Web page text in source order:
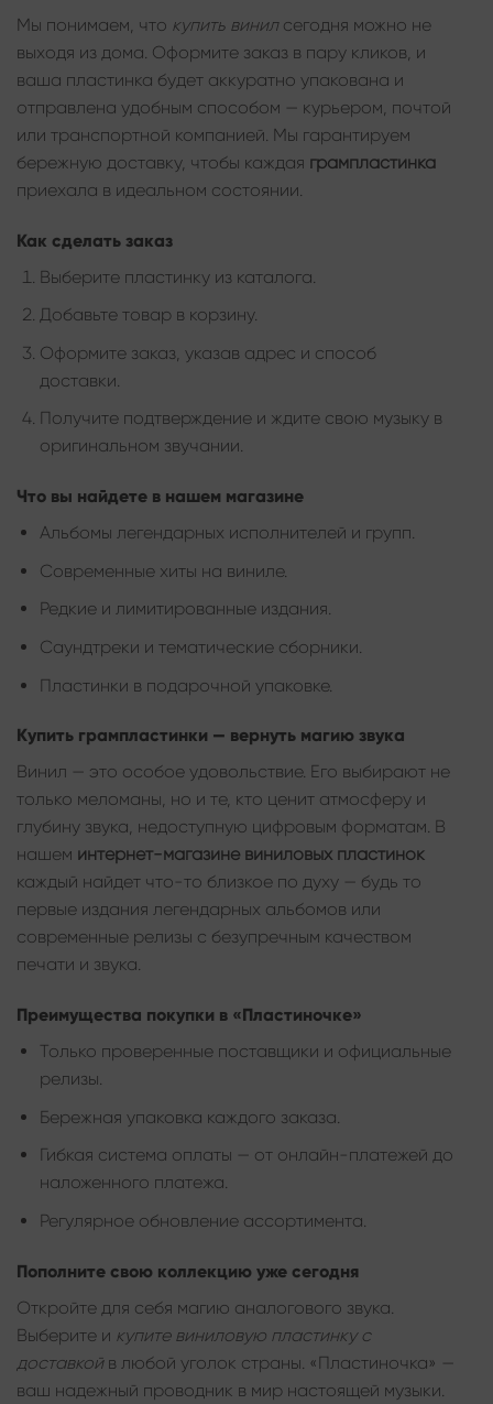
Мы понимаем, что купить винилсегодня можно не
выходя из дома. Оформите заказ в пару кликов, и
ваша пластинка будет аккуратно упакована и
отправлена удобным способом — курьером, почтой
или транспортной компанией. Мы гарантируем
бережную доставку, чтобы каждая грампластинка
приехала в идеальном состоянии.
Как сделать заказ
Выберите пластинку из каталога.
Добавьте товар в корзину.
Оформите заказ, указав адрес и способ
доставки.
Получите подтверждение и ждите свою музыку в
оригинальном звучании.
Что вы найдете в нашем магазине
Альбомы легендарных исполнителей и групп.
Современные хиты на виниле.
Редкие и лимитированные издания.
Саундтреки и тематические сборники.
Пластинки в подарочной упаковке.
Купить грампластинки — вернуть магию звука
Винил — это особое удовольствие. Его выбирают не
только меломаны, но и те, кто ценит атмосферу и
глубину звука, недоступную цифровым форматам. В
нашем интернет-магазине виниловых пластинок
каждый найдет что-то близкое по духу — будь то
первые издания легендарных альбомов или
современные релизы с безупречным качеством
печати и звука.
Преимущества покупки в «Пластиночке»
Только проверенные поставщики и официальные
релизы.
Бережная упаковка каждого заказа.
Гибкая система оплаты — от онлайн-платежей до
наложенного платежа.
Регулярное обновление ассортимента.
Пополните свою коллекцию уже сегодня
Откройте для себя магию аналогового звука.
Выберите и купите виниловую пластинку с
доставкойв любой уголок страны. «Пластиночка» —
ваш надежный проводник в мир настоящей музыки.